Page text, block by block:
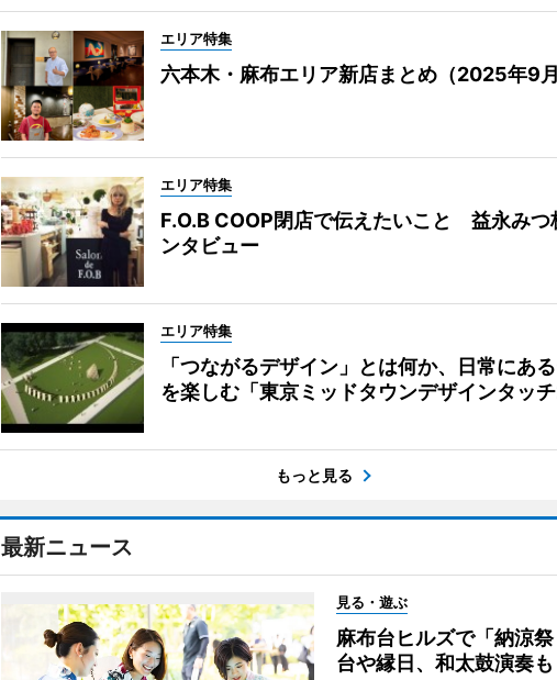
エリア特集
六本木・麻布エリア新店まとめ（2025年9月
エリア特集
F.O.B COOP閉店で伝えたいこと 益永みつ
ンタビュー
エリア特集
「つながるデザイン」とは何か、日常にあ
を楽しむ「東京ミッドタウンデザインタッチ
もっと見る
最新ニュース
見る・遊ぶ
麻布台ヒルズで「納涼
台や縁日、和太鼓演奏も